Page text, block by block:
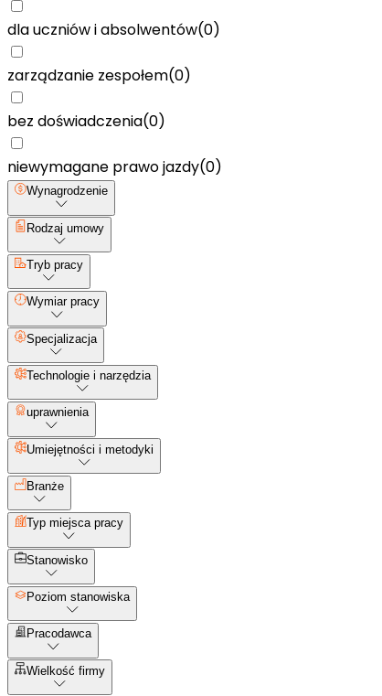
dla uczniów i absolwentów(0)
zarządzanie zespołem(0)
bez doświadczenia(0)
niewymagane prawo jazdy(0)
Wynagrodzenie
Rodzaj umowy
Tryb pracy
Wymiar pracy
Specjalizacja
Technologie i narzędzia
uprawnienia
Umiejętności i metodyki
Branże
Typ miejsca pracy
Stanowisko
Poziom stanowiska
Pracodawca
Wielkość firmy